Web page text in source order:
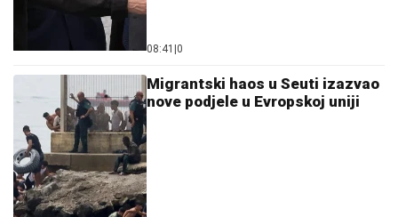
08:41 |0
Migrantski haos u Seuti izazvao
nove podjele u Evropskoj uniji